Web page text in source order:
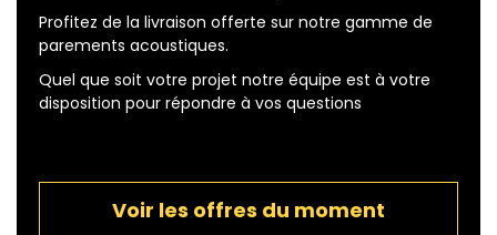
Profitez de la livraison offerte sur notre gamme de
parements acoustiques.
Quel que soit votre projet notre équipe est à votre
disposition pour répondre à vos questions
Voir les offres du moment